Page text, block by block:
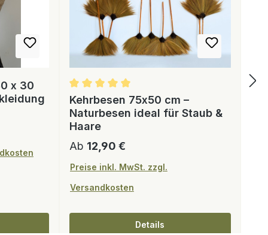
x 30
Kehrbesen 75x50 cm –
Naturbesen ideal für Staub &
Haare
Regulärer Preis:
Ab 12,90 €
Preise inkl. MwSt. zzgl.
Versandkosten
Details